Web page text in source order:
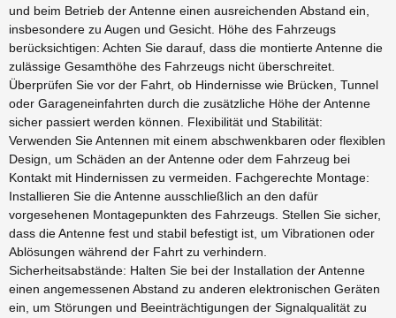
und beim Betrieb der Antenne einen ausreichenden Abstand ein,
insbesondere zu Augen und Gesicht. Höhe des Fahrzeugs
berücksichtigen: Achten Sie darauf, dass die montierte Antenne die
zulässige Gesamthöhe des Fahrzeugs nicht überschreitet.
Überprüfen Sie vor der Fahrt, ob Hindernisse wie Brücken, Tunnel
oder Garageneinfahrten durch die zusätzliche Höhe der Antenne
sicher passiert werden können. Flexibilität und Stabilität:
Verwenden Sie Antennen mit einem abschwenkbaren oder flexiblen
Design, um Schäden an der Antenne oder dem Fahrzeug bei
Kontakt mit Hindernissen zu vermeiden. Fachgerechte Montage:
Installieren Sie die Antenne ausschließlich an den dafür
vorgesehenen Montagepunkten des Fahrzeugs. Stellen Sie sicher,
dass die Antenne fest und stabil befestigt ist, um Vibrationen oder
Ablösungen während der Fahrt zu verhindern.
Sicherheitsabstände: Halten Sie bei der Installation der Antenne
einen angemessenen Abstand zu anderen elektronischen Geräten
ein, um Störungen und Beeinträchtigungen der Signalqualität zu